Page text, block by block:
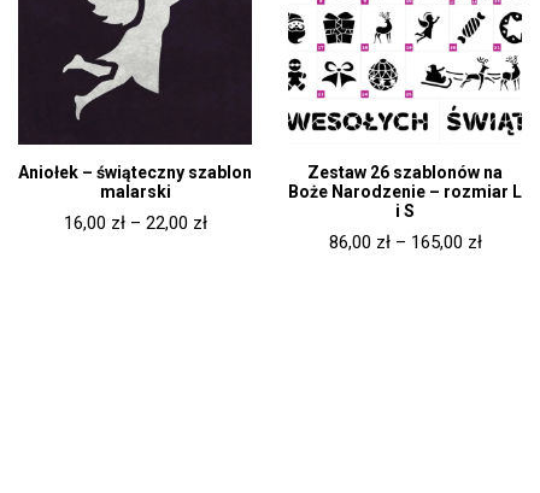
Aniołek – świąteczny szablon
malarski
16,00 zł – 22,00 zł
Zestaw 26 szablonów na
Boże Narodzenie – rozmiar L
i S
86,00 zł – 165,00 zł